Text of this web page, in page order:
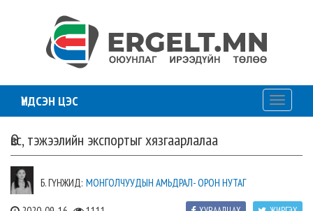
ҮНДСЭН ЦЭС
Toggle
Өвс, тэжээлийн экспортыг хязгаарлалаа
Б. ГҮНЖИД: МОНГОЛЧУУДЫН АМЬДРАЛ- ОРОН НУТАГ